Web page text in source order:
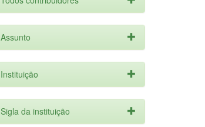
Assunto
Instituição
Sigla da instituição